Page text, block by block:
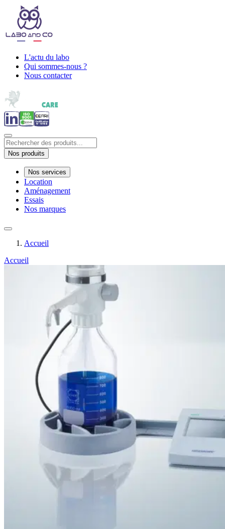
L'actu du labo
Qui sommes-nous ?
Nous contacter
Nos produits
Nos services
Location
Aménagement
Essais
Nos marques
Accueil
Accueil